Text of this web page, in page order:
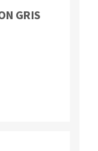
GRIS